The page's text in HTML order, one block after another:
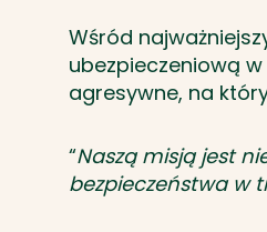
Wśród
ubezpieczeniową
agresywne, na
“Naszą misją jest
bezpieczeństwa w